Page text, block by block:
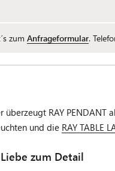
zum Anfrageformular.
RAY
und die RAY TABLE
zum Detail